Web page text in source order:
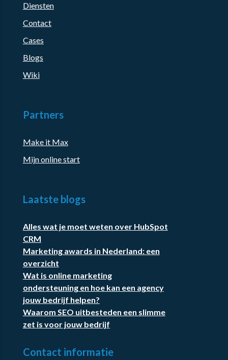
Diensten
Contact
Cases
Blogs
Wiki
Partners
Make it Max
Mijn online start
Laatste blogs
Alles wat je moet weten over HubSpot
CRM
Marketing awards in Nederland: een
overzicht
Wat is online marketing
ondersteuning en hoe kan een agency
jouw bedrijf helpen?
Waarom SEO uitbesteden een slimme
zet is voor jouw bedrijf
Contact informatie